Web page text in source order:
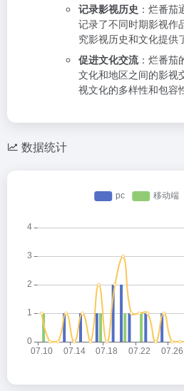
记录影视历史 ：烂番茄
记录了不同时期影视作
究影视历史和文化提供
促进文化交流：烂番茄
文化和地区之间的影视
视文化的多样性和包容
数据统计